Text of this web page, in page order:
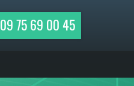
09 75 69 00 45